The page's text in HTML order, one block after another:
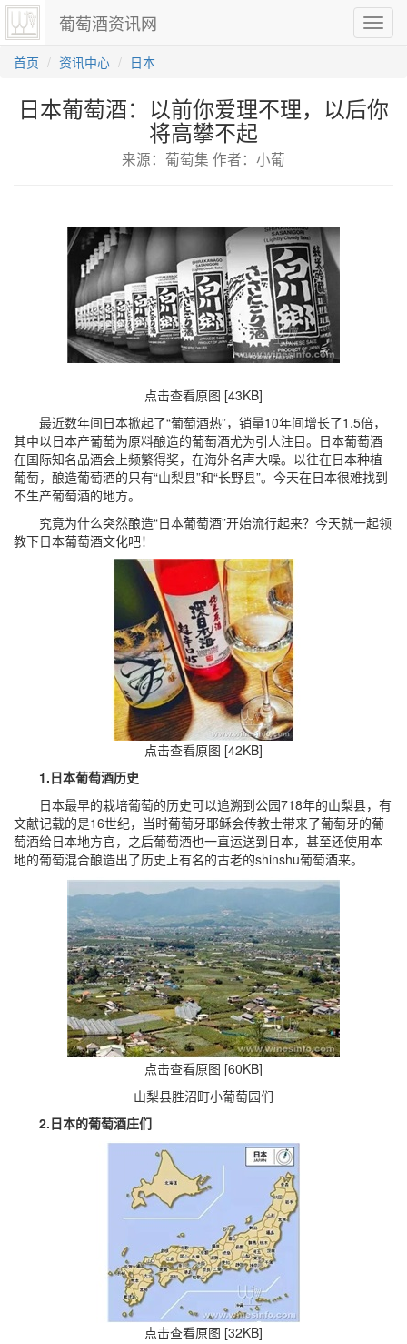
切
换
葡萄酒资讯网
首页 资讯中心 日本
日本葡萄酒：以前你爱理不理，以后你
将高攀不起
来源：葡萄集 作者：小葡
点击查看原图 [43KB]
最近数年间日本掀起了“葡萄酒热”，销量10年间增长了1.5倍，
其中以日本产葡萄为原料酿造的葡萄酒尤为引人注目。日本葡萄酒
在国际知名品酒会上频繁得奖，在海外名声大噪。以往在日本种植
葡萄，酿造葡萄酒的只有“山梨县”和“长野县”。今天在日本很难找到
不生产葡萄酒的地方。
究竟为什么突然酿造“日本葡萄酒”开始流行起来？今天就一起领
教下日本葡萄酒文化吧！
点击查看原图 [42KB]
1.日本葡萄酒历史
日本最早的栽培葡萄的历史可以追溯到公园718年的山梨县，有
文献记载的是16世纪，当时葡萄牙耶稣会传教士带来了葡萄牙的葡
萄酒给日本地方官，之后葡萄酒也一直运送到日本，甚至还使用本
地的葡萄混合酿造出了历史上有名的古老的shinshu葡萄酒来。
点击查看原图 [60KB]
山梨县胜沼町小葡萄园们
2.日本的葡萄酒庄们
点击查看原图 [32KB]